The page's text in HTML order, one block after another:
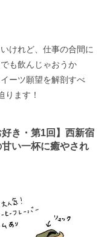
けれど、仕事の合間に
も飲んじゃおうか
ーツ願望を解剖すべ
ります！
好き・第1回】西新宿
い一杯に癒やされ